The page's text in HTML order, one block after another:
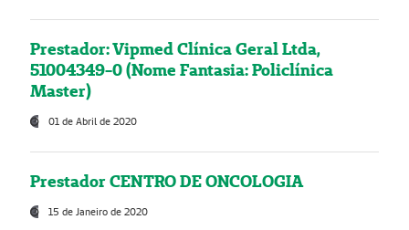
Prestador: Vipmed Clínica Geral Ltda,
51004349-0 (Nome Fantasia: Policlínica
Master)
01 de Abril de 2020
Prestador CENTRO DE ONCOLOGIA
15 de Janeiro de 2020